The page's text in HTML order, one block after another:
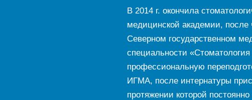
В 2014 г. окончила
медицинской академии, после
Северном государственном
специальности
профессиональную
ИГМА, после интернатуры
протяжении которой